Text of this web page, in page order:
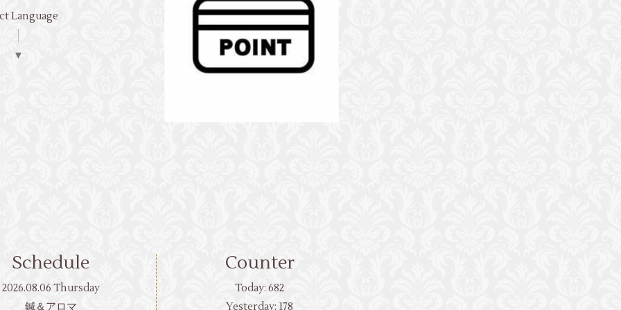
Language
▼
Schedule
2026.08.06 Thursday
鍼＆アロマ
Counter
Today:682
Yesterday: 178